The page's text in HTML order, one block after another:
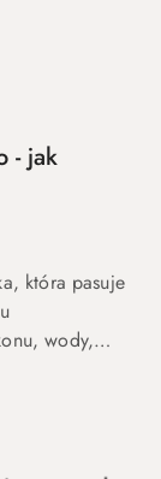
- jak
która pasuje
wody,